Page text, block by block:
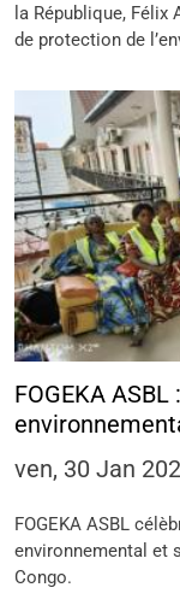
la République,
de protection de
FOGEKA
ven, 30 Jan
FOGEKA ASBL
environnemental et
Congo.